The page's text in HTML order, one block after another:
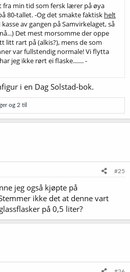
fra min tid som fersk lærer på øya
80-tallet. -Og det smakte faktisk helt
av gangen på Samvirkelaget, så
Det mest morsomme der oppe
litt rart på (alkis?), mens de som
var fullstendig normale! Vi flytta
jeg ikke rørt ei flaske....... -
i en Dag Solstad-bok.
og 2 til
#25
jeg også kjøpte på
ikke det at denne vart
på 0,5 liter?